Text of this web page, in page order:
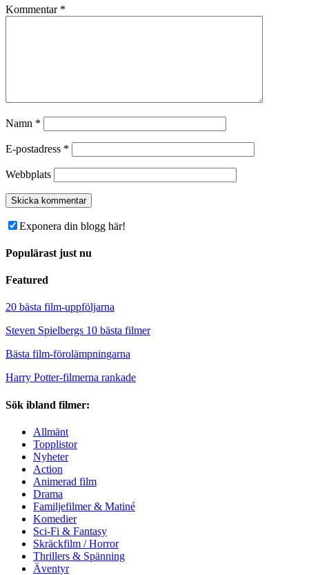
Kommentar *
Namn *
E-postadress *
Webbplats
Exponera din blogg här!
Populärast just nu
Featured
20 bästa film-uppföljarna
Steven Spielbergs 10 bästa filmer
Bästa film-förolämpningarna
Harry Potter-filmerna rankade
Sök ibland filmer:
Allmänt
Topplistor
Nyheter
Action
Animerad film
Drama
Familjefilmer & Matiné
Komedier
Sci-Fi & Fantasy
Skräckfilm / Horror
Thrillers & Spänning
Äventyr